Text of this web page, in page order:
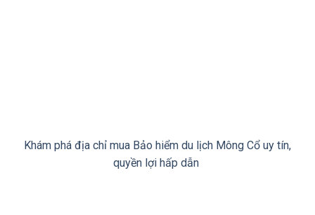
Khám phá địa chỉ mua ​Bảo hiểm du lịch Mông Cổ uy tín,
quyền lợi hấp dẫn